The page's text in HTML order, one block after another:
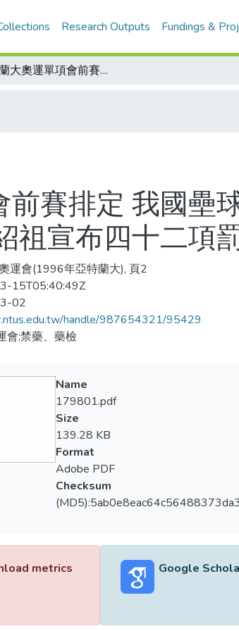
Research Outputs Fundings &
亞特蘭大奧運單項會前賽排定 我國壘球隊應在八月赴會/大陸嚴懲使用禁藥行為 伍紹祖宣布四十二項罰則
賽排定 我國壘
祖宣布四十二項
運會(1996年亞特蘭大), 頁2
15T05:40:49Z
02
handle/987654321/95429
會;禁藥、藥檢
Name
179801.pdf
Size
139.28 KB
Format
Adobe PDF
Checksum
metrics Google